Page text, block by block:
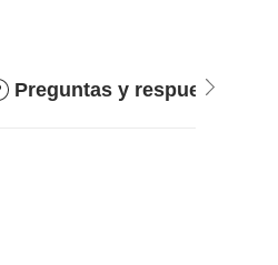
Preguntas y respuestas